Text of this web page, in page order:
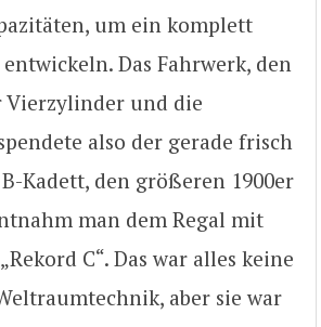
um ein komplett
Das Fahrwerk, den
Vierzylinder und die
also der gerade frisch
Kadett, den größeren 1900er
man dem Regal mit
C“. Das war alles keine
aber sie war